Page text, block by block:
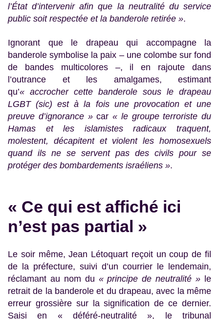
l’État d’intervenir afin que la neutralité du service
public soit respectée et la banderole retirée ».
Ignorant que le drapeau qui accompagne la
banderole symbolise la paix – une colombe sur fond
de bandes multicolores –, il en rajoute dans
l’outrance et les amalgames, estimant
qu’« accrocher cette banderole sous le drapeau
LGBT (sic) est à la fois une provocation et une
preuve d’ignorance » car « le groupe terroriste du
Hamas et les islamistes radicaux traquent,
molestent, décapitent et violent les homosexuels
quand ils ne se servent pas des civils pour se
protéger des bombardements israéliens ».
« Ce qui est affiché ici
n’est pas partial »
Le soir même, Jean Létoquart reçoit un coup de fil
de la préfecture, suivi d’un courrier le lendemain,
réclamant au nom du « principe de neutralité » le
retrait de la banderole et du drapeau, avec la même
erreur grossière sur la signification de ce dernier.
Saisi en « déféré-neutralité », le tribunal